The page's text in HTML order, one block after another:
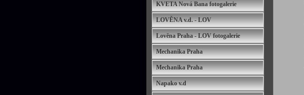
KVETA Nová Bana fotogalerie
LOVĚNA v.d. - LOV
Lověna Praha - LOV fotogalerie
Mechanika Praha
Mechanika Praha
Napako v.d